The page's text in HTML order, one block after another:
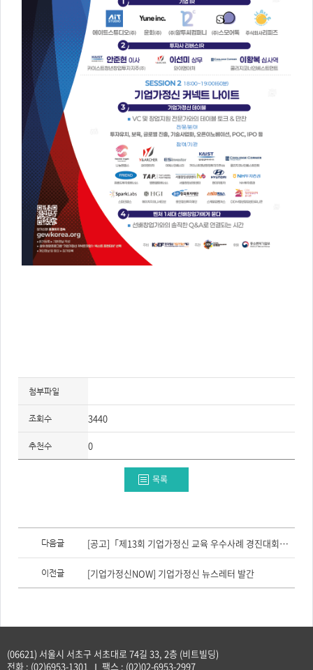
첨부파일
조회수 3440
추천수 0
목록
이
다
다음글 [공고]「제13회 기업가정신 교육 우수사례 경진대회」 참가자 모집(~8/14)
이전글 [기업가정신NOW] 기업가정신 뉴스레터 발간
(06621) 서울시 서초구 서초대로 74길 33, 2층 (비트빌딩)
전화 : (02)6953-1301 팩스 : (02)02-6953-2997